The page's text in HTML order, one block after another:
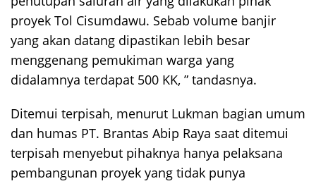
proyek Tol Cisumdawu. Sebab volume banjir
yang akan datang dipastikan lebih besar
menggenang pemukiman warga yang
didalamnya terdapat 500 KK, ” tandasnya.
Ditemui terpisah, menurut Lukman bagian umum
dan humas PT. Brantas Abip Raya saat ditemui
terpisah menyebut pihaknya hanya pelaksana
pembangunan proyek yang tidak punya